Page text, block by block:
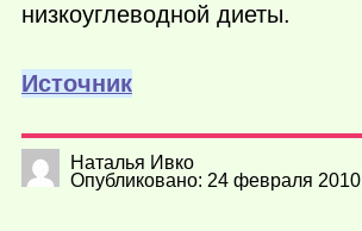
низкоуглеводной диеты.
Источник
Наталья Ивко
Опубликовано: 24 февраля 2010